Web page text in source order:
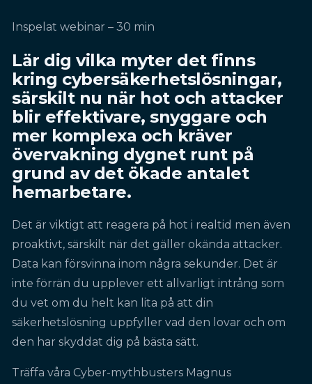
Inspelat webinar – 30 min
Lär dig vilka myter det finns
kring cybersäkerhetslösningar,
särskilt nu när hot och attacker
blir effektivare, snyggare och
mer komplexa och kräver
övervakning dygnet runt på
grund av det ökade antalet
hemarbetare.
Det är viktigt att reagera på hot i realtid men även
proaktivt, särskilt när det gäller okända attacker.
Data kan försvinna inom några sekunder. Det är
inte förrän du upplever ett allvarligt intrång som
du vet om du helt kan lita på att din
säkerhetslösning uppfyller vad den lovar och om
den har skyddat dig på bästa sätt.
Träffa våra Cyber-mythbusters Magnus